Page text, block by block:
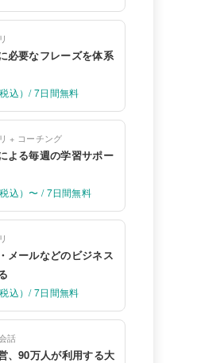
必要なフレーズを体系
込）/ 7日間無料
+ コーチング
よる毎週の学習サポー
込）〜 / 7日間無料
メールなどのビジネス
込）/ 7日間無料
話
、90万人が利用する大